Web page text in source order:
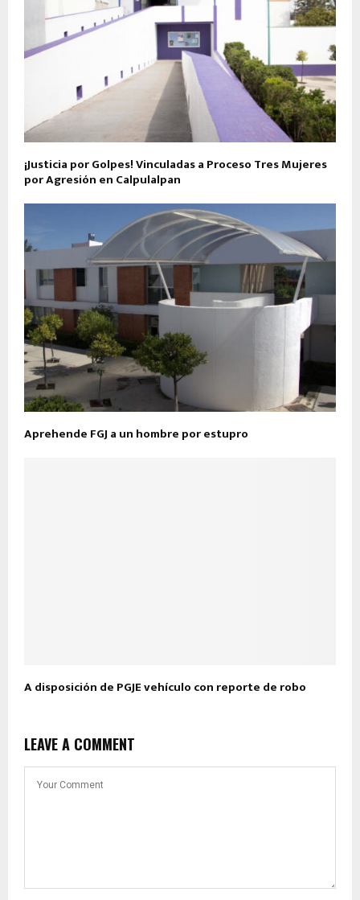
¡Justicia por Golpes! Vinculadas a Proceso Tres Mujeres
por Agresión en Calpulalpan
Aprehende FGJ a un hombre por estupro
A disposición de PGJE vehículo con reporte de robo
LEAVE A COMMENT